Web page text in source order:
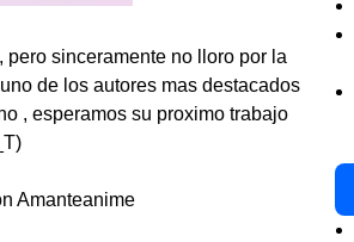
sinceramente no lloro por la
de los autores mas destacados
, esperamos su proximo trabajo
Amanteanime